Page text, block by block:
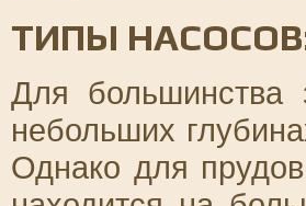
ТИПЫ
Для большинства
небольших
Однако для